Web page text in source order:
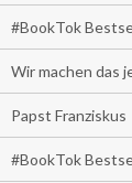
#BookTok
Wir machen das
Papst Franziskus
#BookTok